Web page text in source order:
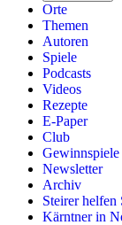
Orte
Themen
Autoren
Spiele
Podcasts
Videos
Rezepte
E-Paper
Club
Gewinnspiele
Newsletter
Archiv
Steirer helfen
Kärntner in